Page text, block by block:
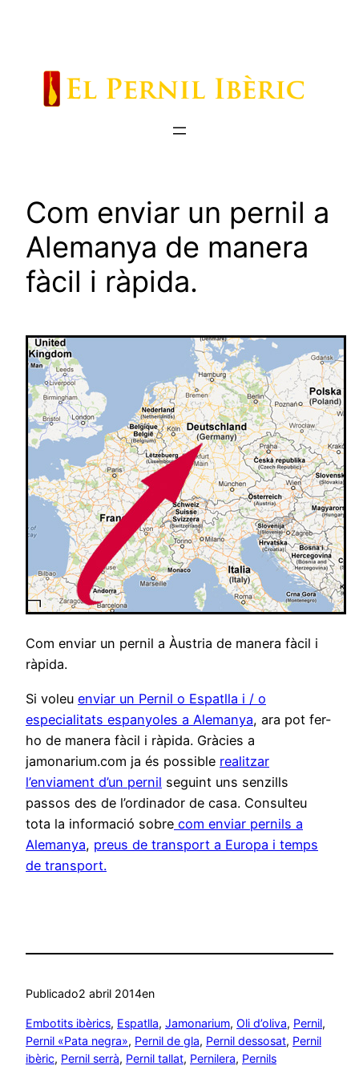
Com enviar un pernil a
Alemanya de manera
fàcil i ràpida.
Com enviar un pernil a Àustria de manera fàcil i
ràpida.
Si voleu enviar un Pernil o Espatlla i / o
especialitats espanyoles a Alemanya, ara pot fer-
ho de manera fàcil i ràpida. Gràcies a
jamonarium.com ja és possible realitzar
l’enviament d’un pernil seguint uns senzills
passos des de l’ordinador de casa. Consulteu
tota la informació sobre com enviar pernils a
Alemanya, preus de transport a Europa i temps
de transport.
Publicado2 abril 2014en
Embotits ibèrics, Espatlla, Jamonarium, Oli d’oliva, Pernil
Pernil «Pata negra», Pernil de gla, Pernil dessosat, Pernil
ibèric, Pernil serrà, Pernil tallat, Pernilera, Pernils